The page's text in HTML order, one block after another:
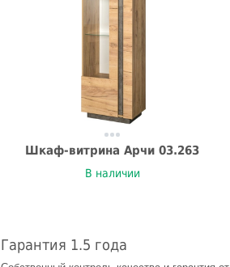
Шкаф-витрина Арчи 03.263
В наличии
Гарантия 1.5 года